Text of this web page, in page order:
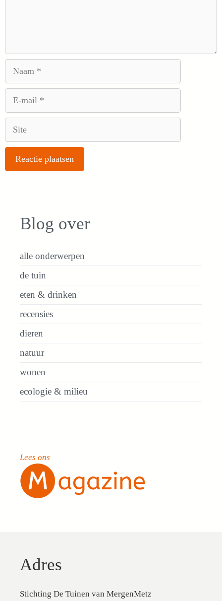
Blog over
alle onderwerpen
de tuin
eten & drinken
recensies
dieren
natuur
wonen
ecologie & milieu
Lees ons
Adres
Stichting De Tuinen van MergenMetz